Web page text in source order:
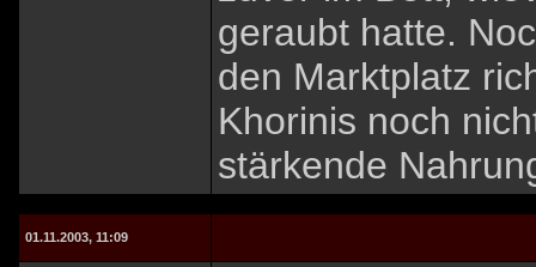
geraubt hatte.
den Marktplatz
Khorinis noch
stärkende
01.11.2003, 11:09